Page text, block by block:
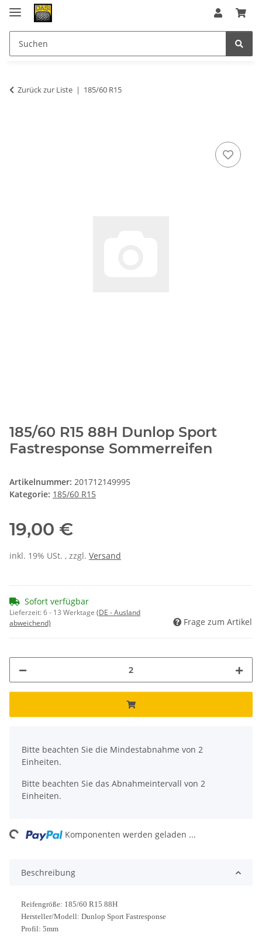
Zurück zur Liste 185/60 R15
185/60 R15 88H Dunlop Sport
Fastresponse Sommerreifen
Artikelnummer: 201712149995
Kategorie: 185/60 R15
19,00 €
inkl. 19% USt. , zzgl. Versand
Sofort verfügbar
Lieferzeit:6 - 13 Werktage (DE - Ausland
abweichend)
Frage zum Artikel
Bitte beachten Sie die Mindestabnahme von 2
Einheiten.
Bitte beachten Sie das Abnahmeintervall von 2
Einheiten.
Komponenten werden geladen ...
Beschreibung
Reifengröße: 185/60 R15 88H
Hersteller/Modell: Dunlop Sport Fastresponse
Profil: 5mm